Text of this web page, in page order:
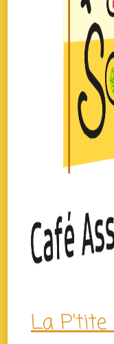
La P'tite